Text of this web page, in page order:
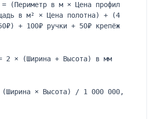
= (Периметр в м × Цена профил
в м² × Цена полотна) + (4
+ 100₽ ручки + 50₽ крепёж
2 × (Ширина + Высота) в мм
(Ширина × Высота) / 1 000 000,